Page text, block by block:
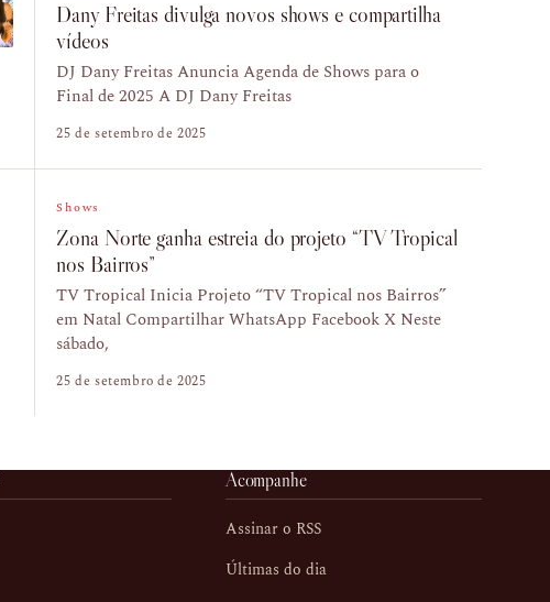
Dany Freitas divulga novos shows e compartilha
vídeos
DJ Dany Freitas Anuncia Agenda de Shows para o
Final de 2025 A DJ Dany Freitas
25 de setembro de 2025
Shows
Zona Norte ganha estreia do projeto “TV Tropical
nos Bairros”
TV Tropical Inicia Projeto “TV Tropical nos Bairros”
em Natal Compartilhar WhatsApp Facebook X Neste
sábado,
25 de setembro de 2025
Acompanhe
Assinar o RSS
Últimas do dia